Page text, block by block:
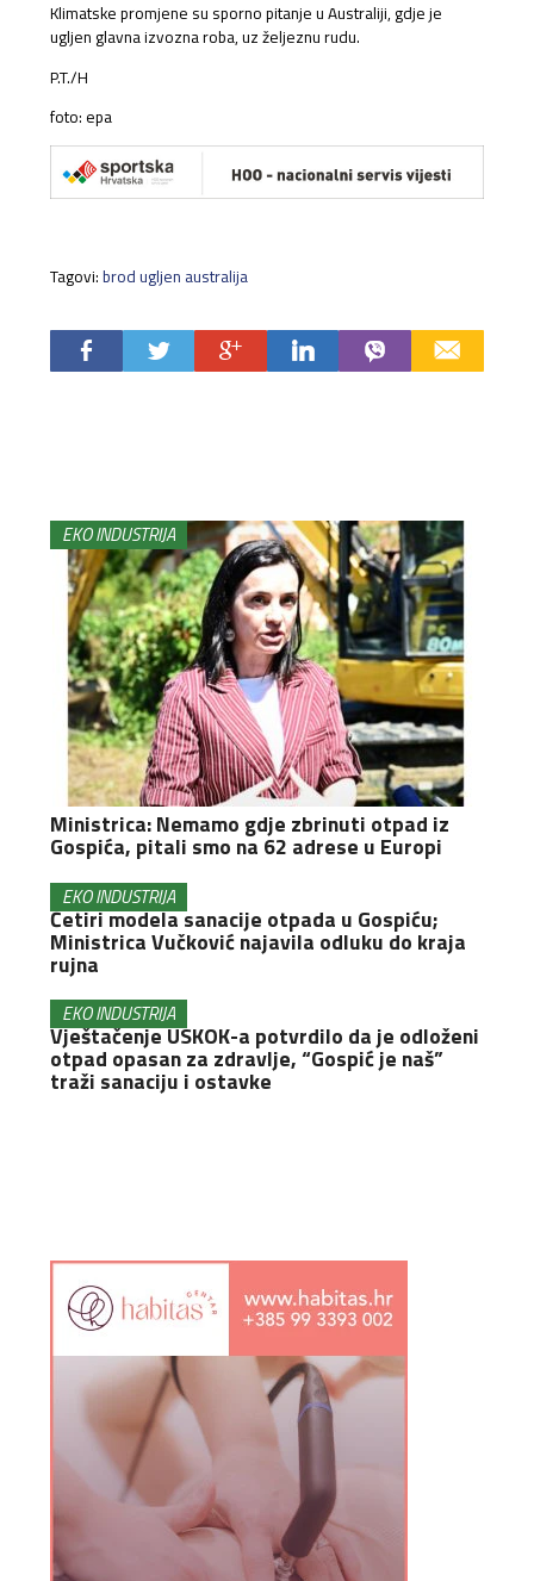
Klimatske promjene su sporno pitanje u Australiji, gdje je
ugljen glavna izvozna roba, uz željeznu rudu.
P.T./H
foto: epa
Tagovi:brod ugljen australija
EKO INDUSTRIJA
Ministrica: Nemamo gdje zbrinuti otpad iz
Gospića, pitali smo na 62 adrese u Europi
EKO INDUSTRIJA
Četiri modela sanacije otpada u Gospiću;
Ministrica Vučković najavila odluku do kraja
rujna
EKO INDUSTRIJA
Vještačenje USKOK-a potvrdilo da je odloženi
otpad opasan za zdravlje, “Gospić je naš”
traži sanaciju i ostavke